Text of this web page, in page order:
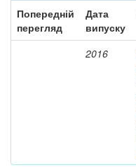
Попередній
перегляд
Дата
випуску
2016